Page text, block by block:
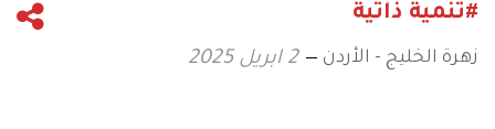
#تنمية ذاتية
زهرة الخليج - الأردن 2 ابريل 2025